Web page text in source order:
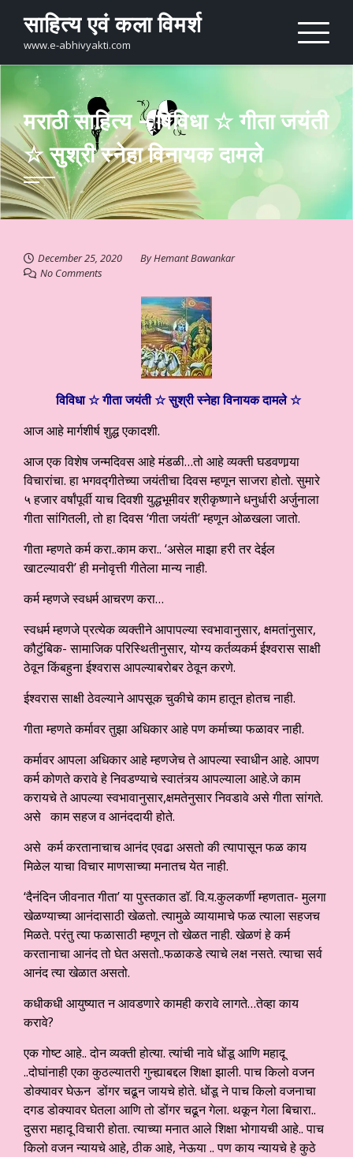
content
साहित्य एवं कला विमर्श
www.e-abhivyakti.com
मराठी साहित्य – विविधा ☆ गीता जयंती
☆ सुश्री स्नेहा विनायक दामले
December 25, 2020 ByHemant Bawankar
No Comments
विविधा ☆ गीता जयंती ☆ सुश्री स्नेहा विनायक दामले ☆
आज आहे मार्गशीर्ष शुद्ध एकादशी.
आज एक विशेष जन्मदिवस आहे मंडळी…तो आहे व्यक्ती घडवणार्‍या
विचारांचा. हा भगवद्गीतेच्या जयंतीचा दिवस म्हणून साजरा होतो. सुमारे
५ हजार वर्षांपूर्वी याच दिवशी युद्धभूमीवर श्रीकृष्णाने धनुर्धारी अर्जुनाला
गीता सांगितली, तो हा दिवस ‘गीता जयंती’ म्हणून ओळखला जातो.
गीता म्हणते कर्म करा..काम करा.. ‘असेल माझा हरी तर देईल
खाटल्यावरी’ ही मनोवृत्ती गीतेला मान्य नाही.
कर्म म्हणजे स्वधर्म आचरण करा…
स्वधर्म म्हणजे प्रत्येक व्यक्तीने आपापल्या स्वभावानुसार, क्षमतांनुसार,
कौटुंबिक- सामाजिक परिस्थितीनुसार, योग्य कर्तव्यकर्म ईश्वरास साक्षी
ठेवून किंबहुना ईश्वरास आपल्याबरोबर ठेवून करणे.
ईश्वरास साक्षी ठेवल्याने आपसूक चुकीचे काम हातून होतच नाही.
गीता म्हणते कर्मावर तुझा अधिकार आहे पण कर्माच्या फळावर नाही.
कर्मावर आपला अधिकार आहे म्हणजेच ते आपल्या स्वाधीन आहे. आपण
कर्म कोणते करावे हे निवडण्याचे स्वातंत्र्य आपल्याला आहे.जे काम
करायचे ते आपल्या स्वभावानुसार,क्षमतेनुसार निवडावे असे गीता सांगते.
असे काम सहज व आनंददायी होते.
असे कर्म करतानाचाच आनंद एवढा असतो की त्यापासून फळ काय
मिळेल याचा विचार माणसाच्या मनातच येत नाही.
‘दैनंदिन जीवनात गीता’ या पुस्तकात डॉ. वि.य.कुलकर्णी म्हणतात- मुलगा
खेळण्याच्या आनंदासाठी खेळतो. त्यामुळे व्यायामाचे फळ त्याला सहजच
मिळते. परंतु त्या फळासाठी म्हणून तो खेळत नाही. खेळणं हे कर्म
करतानाचा आनंद तो घेत असतो..फळाकडे त्याचे लक्ष नसते. त्याचा सर्व
आनंद त्या खेळात असतो.
कधीकधी आयुष्यात न आवडणारे कामही करावे लागते…तेव्हा काय
करावे?
एक गोष्ट आहे.. दोन व्यक्ती होत्या. त्यांची नावे धोंडू आणि महादू
..दोघांनाही एका कुठल्यातरी गुन्ह्याबद्दल शिक्षा झाली. पाच किलो वजन
डोक्यावर घेऊन डोंगर चढून जायचे होते. धोंडू ने पाच किलो वजनाचा
दगड डोक्यावर घेतला आणि तो डोंगर चढून गेला. थकून गेला बिचारा..
दुसरा महादू विचारी होता. त्याच्या मनात आले शिक्षा भोगायची आहे.. पाच
किलो वजन न्यायचे आहे, ठीक आहे, नेऊया .. पण काय न्यायचे हे कुठे